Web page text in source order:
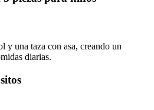
y una taza con asa, creando un
diarias.